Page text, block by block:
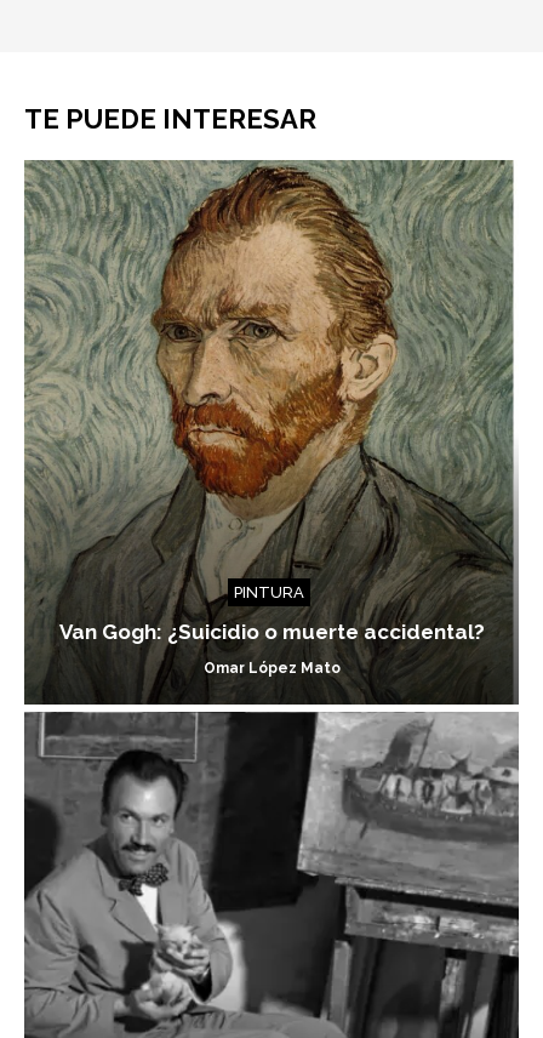
TE PUEDE INTERESAR
PINTURA
Van Gogh: ¿Suicidio o muerte accidental?
Omar López Mato